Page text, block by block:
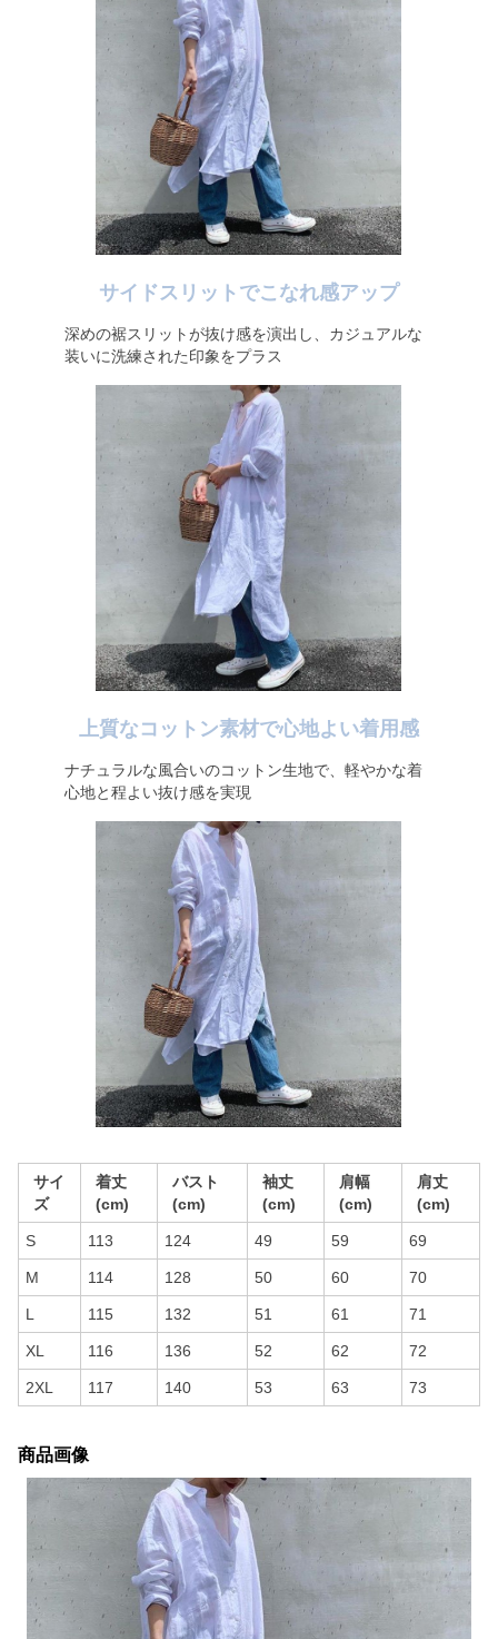
サイドスリットでこなれ感アップ
深めの裾スリットが抜け感を演出し、カジュアルな
装いに洗練された印象をプラス
上質なコットン素材で心地よい着用感
ナチュラルな風合いのコットン生地で、軽やかな着
心地と程よい抜け感を実現
サイ
ズ
着丈
(cm)
バスト
(cm)
袖丈
(cm)
肩幅
(cm)
肩丈
(cm)
S 113 124 49 59 69
M 114 128 50 60 70
L 115 132 51 61 71
XL 116 136 52 62 72
2XL 117 140 53 63 73
商品画像